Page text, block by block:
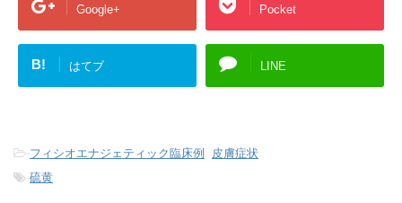
Google+ Pocket
B! はてブ LINE
-フィシオエナジェティック臨床例 , 皮膚症状
-硫黄